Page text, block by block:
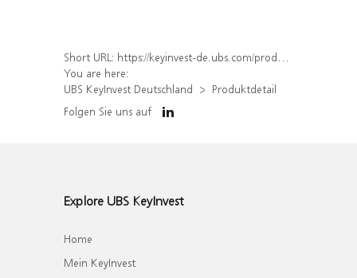
Short URL: https://keyinvest-de.ubs.com/produkt/detail/index/isin/DE000WA4WTE9
You are here:
UBS KeyInvest Deutschland
Produktdetail
Folgen Sie uns auf
Explore UBS KeyInvest
Home
Mein KeyInvest